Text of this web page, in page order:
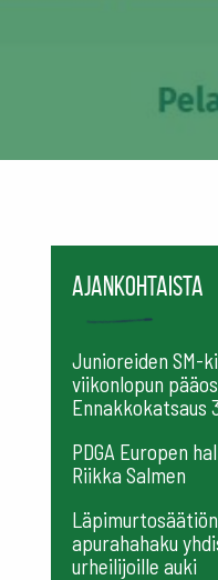
Ajankohtaista
Junioreiden SM-
viikonlopun
Ennakkokatsaus
PDGA Europen
Riikka Salmen
Läpimurtosäätiön
apurahahaku
urheilijoille auki